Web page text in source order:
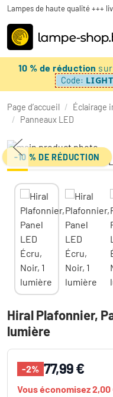
Lampes de haute qualité +++
10 % de réduction
Code: LIGHT
Page d’accueil / Éclairage
/ Panneaux LED
-10 % DE RÉDUCTION
Hiral Plafonnier,
lumière
-2% 77,99 €
Vous économisez2,00